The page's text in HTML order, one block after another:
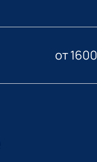
от1600